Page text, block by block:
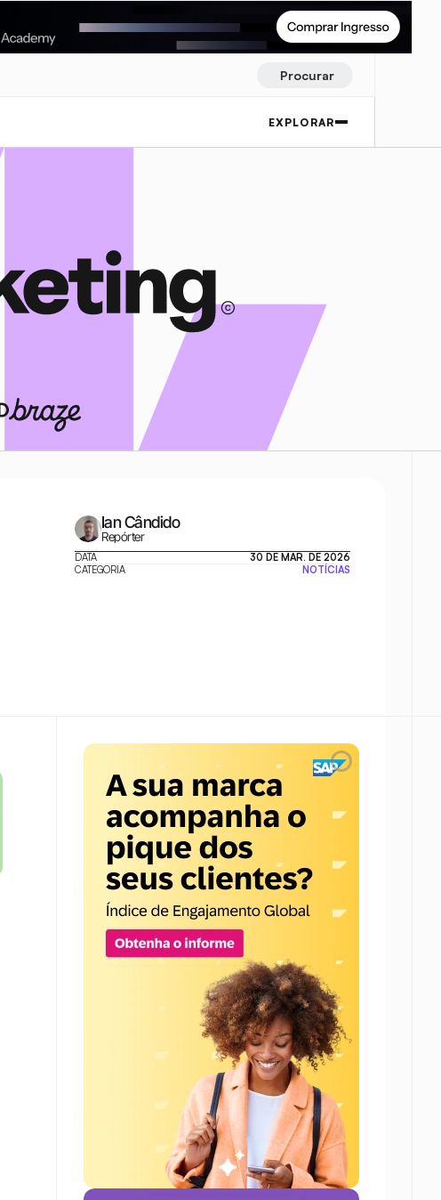
Procurar
EXPLORAR
Ian Cândido
Repórter
DATA
30 DE MAR. DE 2026
CATEGORIA
NOTÍCIAS